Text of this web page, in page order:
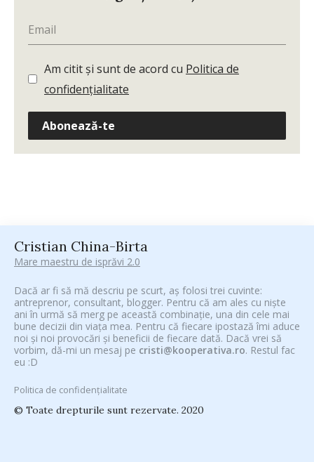
Am citit și sunt de acord cu Politica de
confidențialitate
Abonează-te
Cristian China-Birta
Mare maestru de isprăvi 2.0
Dacă ar fi să mă descriu pe scurt, aș folosi trei cuvinte:
antreprenor, consultant, blogger. Pentru că am ales cu niște
ani în urmă să merg pe această combinație, una din cele mai
bune decizii din viața mea. Pentru că fiecare ipostază îmi aduce
noi și noi provocări și beneficii de fiecare dată. Dacă vrei să
vorbim, dă-mi un mesaj pe cristi@kooperativa.ro. Restul fac
eu :D
Politica de confidențialitate
© Toate drepturile sunt rezervate. 2020